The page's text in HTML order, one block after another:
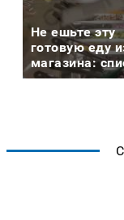
Не ешьте эту
готовую еду
магазина: